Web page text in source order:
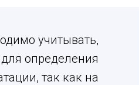
учитывать,
определения
так как на